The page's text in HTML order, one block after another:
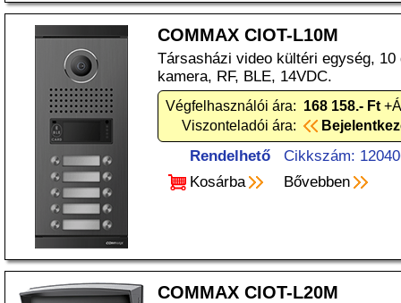
COMMAX CIOT-L10M
Társasházi video kültéri egység, 10
kamera, RF, BLE, 14VDC.
Végfelhasználói ára: 168 158.- Ft
Viszonteladói ára:
Rendelhető
Cikkszám:
Kosárba
Bővebben
COMMAX CIOT-L20M